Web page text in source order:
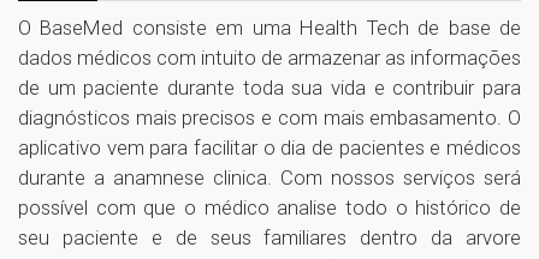
O BaseMed consiste em uma Health Tech de base de
dados médicos com intuito de armazenar as informações
de um paciente durante toda sua vida e contribuir para
diagnósticos mais precisos e com mais embasamento. O
aplicativo vem para facilitar o dia de pacientes e médicos
durante a anamnese clinica. Com nossos serviços será
possível com que o médico analise todo o histórico de
seu paciente e de seus familiares dentro da arvore